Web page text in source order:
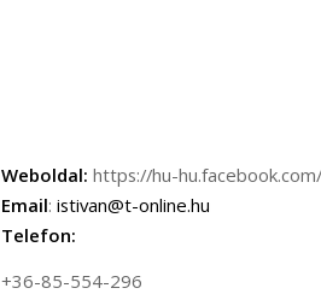
Weboldal: https://hu-
Email: istivan@t-online.hu
Telefon:
+36-85-554-296